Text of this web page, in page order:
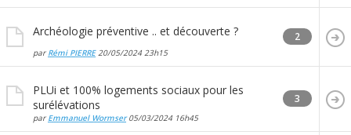
Archéologie préventive .. et découverte ?
par Rémi PIERRE20/05/2024 23h15
2
PLUi et 100% logements sociaux pour les
surélévations
par Emmanuel Wormser05/03/2024 16h45
3